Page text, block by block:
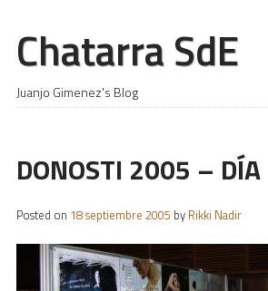
Chatarra SdE
Juanjo Gimenez's Blog
Skip to content
DONOSTI 2005 –
Posted on 18 septiembre 2005 by Rikki Nadir